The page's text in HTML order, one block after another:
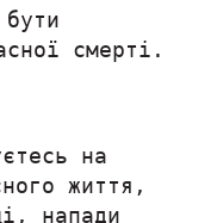
смерті.
на
життя,
напади